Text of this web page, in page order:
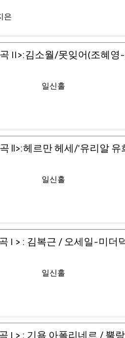
은
II>:김소월/못잊어(조혜영
일신홀
ll>:헤르만 헤세/'유리알 유
일신홀
I > : 김복근 / 오세일-미더
일신홀
I > : 기욤 아폴리네르 / 뿔